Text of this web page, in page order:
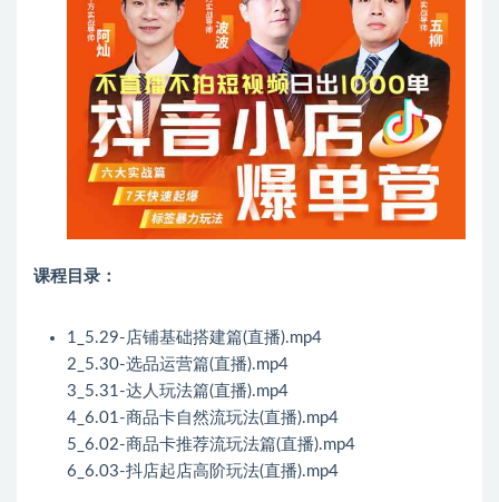
课程目录：
1_5.29-店铺基础搭建篇(直播).mp4
2_5.30-选品运营篇(直播).mp4
3_5.31-达人玩法篇(直播).mp4
4_6.01-商品卡自然流玩法(直播).mp4
5_6.02-商品卡推荐流玩法篇(直播).mp4
6_6.03-抖店起店高阶玩法(直播).mp4